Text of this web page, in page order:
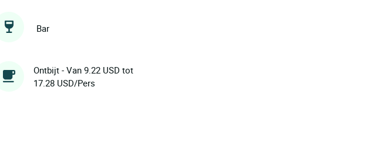
Bar
Ontbijt - Van 9.22 USD tot
17.28 USD/Pers